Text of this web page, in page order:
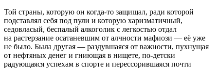
Той страны, которую он когда-то защищал, ради которой
подставлял себя под пули и которую харизматичный,
седовласый, беспалый алкоголик с легкостью отдал
на растерзание осатаневшим от алчности мафиози — её уже
не было. Была другая — раздувшаяся от важности, пухнущая
от нефтяных денег и гниющая в нищете, по-детски
радующаяся успехам в спорте и перессорившаяся почти